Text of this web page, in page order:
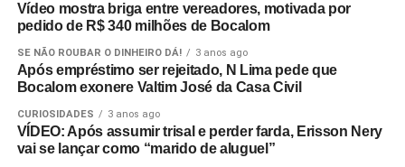
Vídeo mostra briga entre vereadores, motivada por
pedido de R$ 340 milhões de Bocalom
SE NÃO ROUBAR O DINHEIRO DÁ! 3 anos ago
Após empréstimo ser rejeitado, N Lima pede que
Bocalom exonere Valtim José da Casa Civil
CURIOSIDADES 3 anos ago
VÍDEO: Após assumir trisal e perder farda, Erisson Nery
vai se lançar como “marido de aluguel”